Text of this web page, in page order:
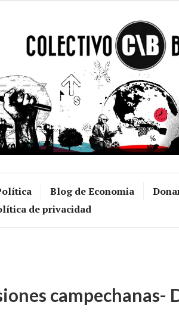
Blog de Economia
de privacidad
campechanas-